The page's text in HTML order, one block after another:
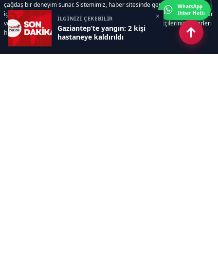
İLGİNİZİ ÇEKEBİLİR
Gaziantep’te yangın: 2 kişi
hastaneye kaldırıldı
×
çağdaş bir deneyim sunar. Sistemimiz, haber sitesinde gerekli tüm modülleri
içerir. Siz içerik üretmeye odaklanırken, yazılımımız zamandan tasarruf sağlar
ve süreçlerinizi kolaylaştırır. Etkili arayüzü sayesinde ziyaretçileriniz haberleri
hızlı ve keyifle takip edebilir.
WhatsApp
İhbar Hattı